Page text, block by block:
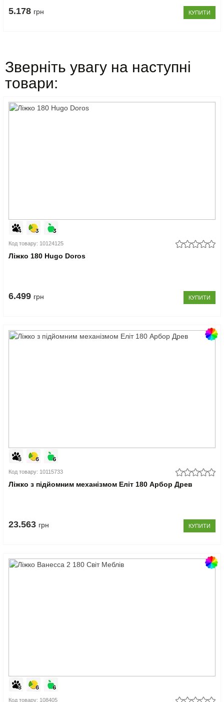
5.178 грн КУПИТИ
Зверніть увагу на наступні
товари:
Код товару: 10124125
Ліжко 180 Hugo Doros
6.499 грн КУПИТИ
Код товару: 10115733
Ліжко з підйомним механізмом Еліт 180 Арбор Древ
23.563 грн КУПИТИ
Код товару: 108405